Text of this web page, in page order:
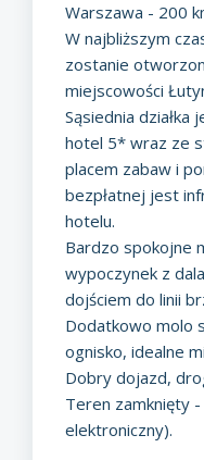
Warszawa - 200
W najbliższym
zostanie
miejscowości
Sąsiednia
hotel 5* wraz ze
placem zabaw i
bezpłatnej jest
hotelu.
Bardzo spokojne
wypoczynek z
dojściem do linii
Dodatkowo molo
ognisko, idealne
Dobry dojazd,
Teren zamknięty
elektroniczny).